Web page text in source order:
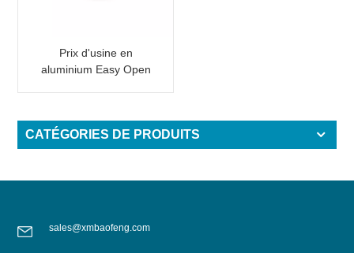
Prix d'usine en
aluminium Easy Open
CATÉGORIES DE PRODUITS
sales@xmbaofeng.com